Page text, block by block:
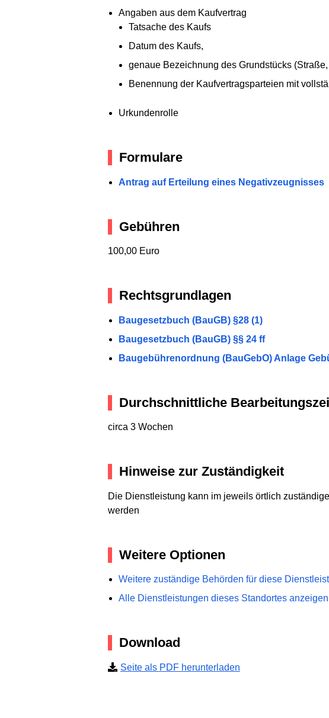
Angaben aus dem Kaufvertrag
Tatsache des Kaufs
Datum des Kaufs,
genaue Bezeichnung des Grundstücks
Benennung der Kaufvertragsparteien mit
Urkundenrolle
Formulare
Antrag auf Erteilung eines Negativzeugnisses
Gebühren
100,00 Euro
Rechtsgrundlagen
Baugesetzbuch (BauGB) §28 (1)
Baugesetzbuch (BauGB) §§ 24 ff
Baugebührenordnung (BauGebO) Anlage
Durchschnittliche
circa 3 Wochen
Hinweise zur Zuständigkeit
Die Dienstleistung kann im jeweils örtlich
werden
Weitere Optionen
Weitere zuständige Behörden für diese
Alle Dienstleistungen dieses Standortes anzeigen
Download
Seite als PDF herunterladen